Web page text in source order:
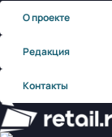
О проекте
Редакция
Контакты